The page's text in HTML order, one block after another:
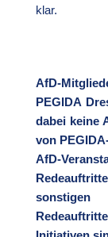
klar.
AfD-
PEGIDA
dabei keine
von
AfD-